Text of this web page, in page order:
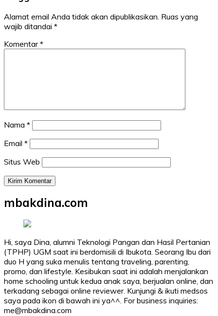
Alamat email Anda tidak akan dipublikasikan. Ruas yang
wajib ditandai *
Komentar*
Nama *
Email *
Situs Web
mbakdina.com
Hi, saya Dina, alumni Teknologi Pangan dan Hasil Pertanian
(TPHP) UGM saat ini berdomisili di Ibukota. Seorang Ibu dari
duo H yang suka menulis tentang traveling, parenting,
promo, dan lifestyle. Kesibukan saat ini adalah menjalankan
home schooling untuk kedua anak saya, berjualan online, dan
terkadang sebagai online reviewer. Kunjungi & ikuti medsos
saya pada ikon di bawah ini ya^^. For business inquiries:
me@mbakdina.com